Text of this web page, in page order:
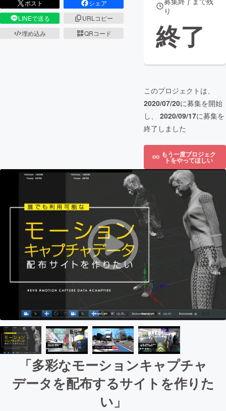
ポスト
シェア
LINEで送る
URLコピー
埋め込み
QRコード
り
終了
このプロジェクトは、
2020/07/20に募集を開始
し、 2020/09/17に募集を
終了しました
もう一度プロジェク
トをやってほしい
「多彩なモーションキャプチャ
データを配布するサイトを作りた
い」